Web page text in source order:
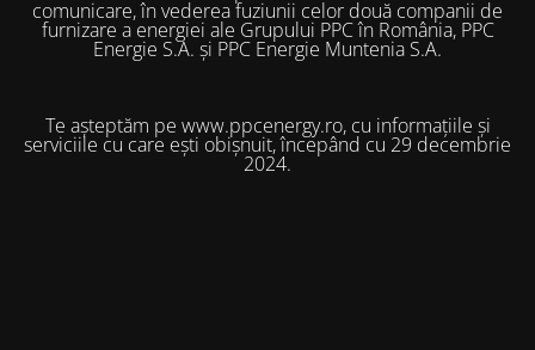
comunicare, în vederea fuziunii celor două companii de
furnizare a energiei ale Grupului PPC în România, PPC
Energie S.A. și PPC Energie Muntenia S.A.
Te așteptăm pe www.ppcenergy.ro, cu informațiile și
serviciile cu care ești obișnuit, începând cu 29 decembrie
2024.